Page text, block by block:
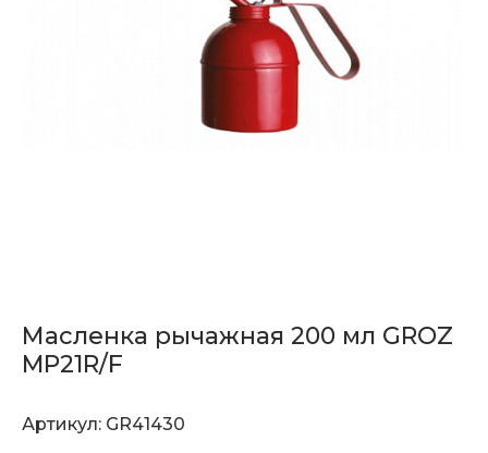
Масленка рычажная 200 мл GROZ
MP21R/F
Артикул: GR41430